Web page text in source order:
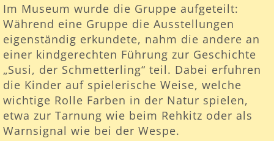
Im Museum wurde die Gruppe aufgeteilt:
Während eine Gruppe die Ausstellungen
eigenständig erkundete, nahm die andere an
einer kindgerechten Führung zur Geschichte
„Susi, der Schmetterling“ teil. Dabei erfuhren
die Kinder auf spielerische Weise, welche
wichtige Rolle Farben in der Natur spielen,
etwa zur Tarnung wie beim Rehkitz oder als
Warnsignal wie bei der Wespe.